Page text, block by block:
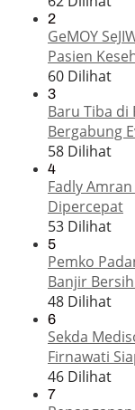
2
GeMOY
Pasien
60 Dilihat
3
Baru Tiba di
Bergabung
58 Dilihat
4
Fadly
Dipercepat
53 Dilihat
5
Pemko
Banjir
48 Dilihat
6
Sekda
Firnawati
46 Dilihat
7